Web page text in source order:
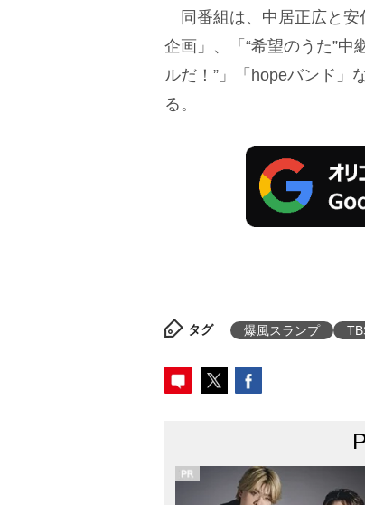
同番組は、中居正広と安
企画」、「“希望のうた”中
ルだ！”」「hopeバンド」
る。
タグ 爆風スランプ